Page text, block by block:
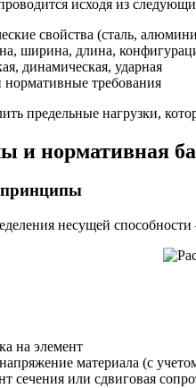
исходя из
свойства (сталь,
ширина, длина,
динамическая, ударная
нормативные требования
предельные нагрузки,
и нормативная
принципы
несущей
на элемент
материала (с
сечения или сдвиговая